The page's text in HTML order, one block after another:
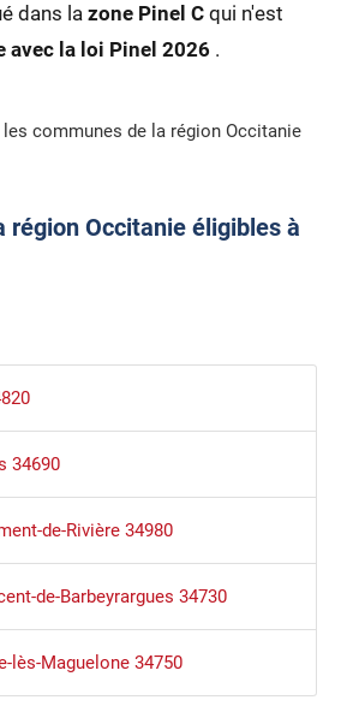
dans la zone Pinel Cqui n'est
avec la loi Pinel 2026 .
communes de la région Occitanie
région Occitanie éligibles à
34690
de-Rivière 34980
de-Barbeyrargues 34730
lès-Maguelone 34750